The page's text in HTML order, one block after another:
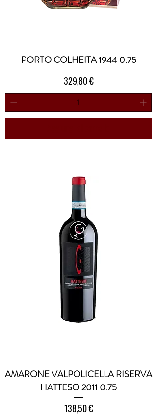
PORTO COLHEITA 1944 0.75
Prezzo
329,80 €
AMARONE VALPOLICELLA RISERVA
HATTESO 2011 0.75
Prezzo
138,50 €